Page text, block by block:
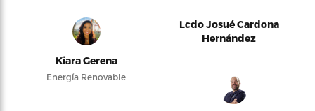
Kiara Gerena
Energía Renovable
Lcdo Josué Cardona
Hernández